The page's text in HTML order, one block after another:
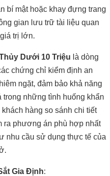
bí mật hoặc khay đựng trang
gian lưu trữ tài liệu quan
trị lớn.
Dưới 10 Triệu là dòng
chứng chỉ kiểm định an
ngặt, đảm bảo khả năng
những tình huống khẩn
hàng so sánh chi tiết
ra phương án phù hợp nhất
nhu cầu sử dụng thực tế của
Gia Định: